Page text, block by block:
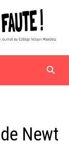
Newt